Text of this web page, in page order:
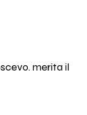
merita il